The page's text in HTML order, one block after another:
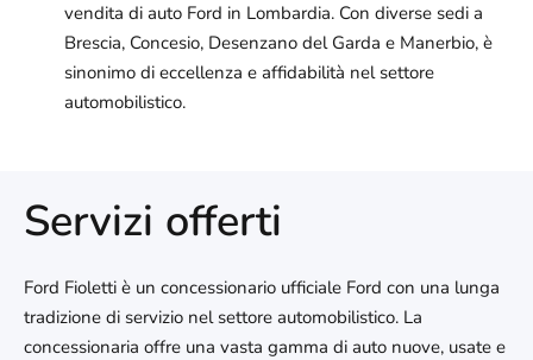
vendita di auto Ford in Lombardia. Con diverse sedi a
Brescia, Concesio, Desenzano del Garda e Manerbio, è
sinonimo di eccellenza e affidabilità nel settore
automobilistico.
Servizi offerti
Ford Fioletti è un concessionario ufficiale Ford con una lunga
tradizione di servizio nel settore automobilistico. La
concessionaria offre una vasta gamma di auto nuove, usate e